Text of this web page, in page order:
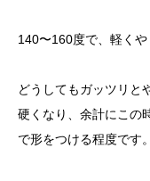
140〜160度で、軽くや
どうしてもガッツリと
硬くなり、余計にこの
で形をつける程度です。